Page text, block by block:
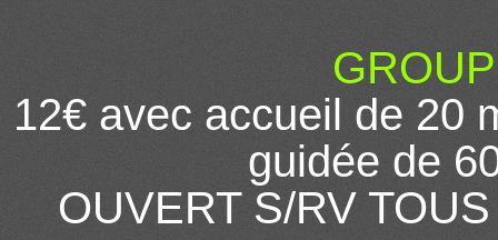
12€ avec accueil de 20
guidée de
OUVERT S/RV